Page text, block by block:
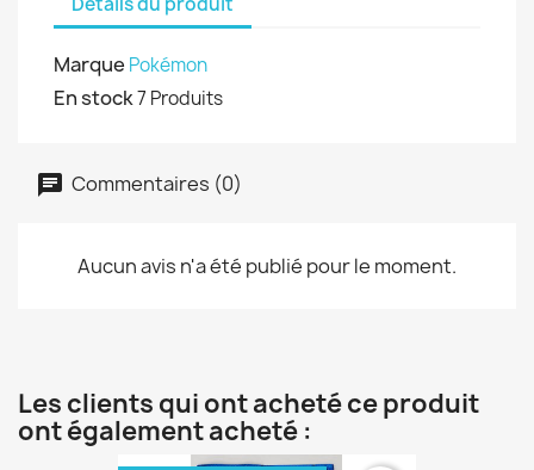
Marque Pokémon
En stock7 Produits
Commentaires (0)
Aucun avis n'a été publié pour le moment.
Les clients qui ont acheté ce produit
ont également acheté :